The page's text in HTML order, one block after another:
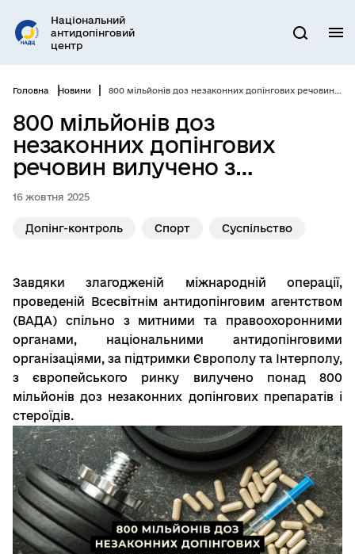
Перейти
до
основного
Національний
антидопінговий
центр
Пошук
Головна Новини 800 мільйонів доз незаконних допінгових речовин вилучено з європейського ринку
800 мільйонів доз
незаконних допінгових
речовин вилучено з
європейського ринку
16 жовтня 2025
Допінг-контроль Спорт Суспільство
Завдяки злагодженій міжнародній операції,
проведеній Всесвітнім антидопінговим агентством
(ВАДА) спільно з митними та правоохоронними
органами, національними антидопінговими
організаціями, за підтримки Європолу та Інтерполу,
з європейського ринку вилучено понад 800
мільйонів доз незаконних допінгових препаратів і
стероїдів.